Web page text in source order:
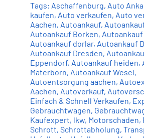
Tags: Aschaffenburg, Auto
kaufen, Auto verkaufen, Auto
Aachen, Autoankauf,
Autoankauf Borken,
Autoankauf dorlar, Autoankauf
Autoankauf Dresden,
Eppendorf, Autoankauf heiden,
Materborn, Autoankauf Wesel,
Autoentsorgung aachen,
Aachen, Autoverkauf,
Einfach & Schnell Verkaufen,
Gebrauchtwagen,
Kaufexpert, lkw, Motorschaden,
Schrott, Schrottabholung,